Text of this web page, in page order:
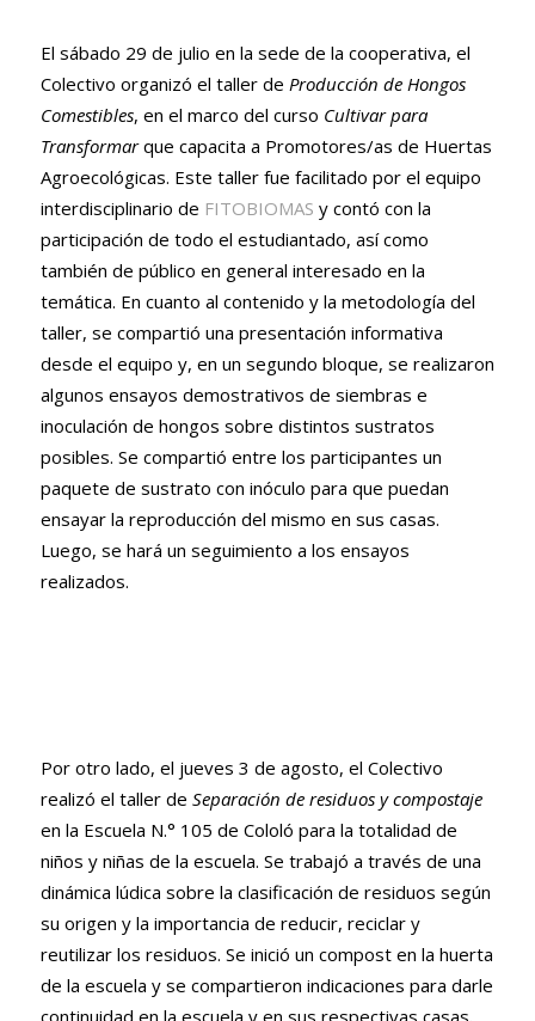
El sábado 29 de julio en la sede de la cooperativa, el
Colectivo organizó el taller de Producción de Hongos
Comestibles, en el marco del curso Cultivar para
Transformarque capacita a Promotores/as de Huertas
Agroecológicas. Este taller fue facilitado por el equipo
interdisciplinario de FITOBIOMAS y contó con la
participación de todo el estudiantado, así como
también de público en general interesado en la
temática. En cuanto al contenido y la metodología del
taller, se compartió una presentación informativa
desde el equipo y, en un segundo bloque, se realizaron
algunos ensayos demostrativos de siembras e
inoculación de hongos sobre distintos sustratos
posibles. Se compartió entre los participantes un
paquete de sustrato con inóculo para que puedan
ensayar la reproducción del mismo en sus casas.
Luego, se hará un seguimiento a los ensayos
realizados.
Por otro lado, el jueves 3 de agosto, el Colectivo
realizó el taller de Separación de residuos y compostaje
en la Escuela N.° 105 de Cololó para la totalidad de
niños y niñas de la escuela. Se trabajó a través de una
dinámica lúdica sobre la clasificación de residuos según
su origen y la importancia de reducir, reciclar y
reutilizar los residuos. Se inició un compost en la huerta
de la escuela y se compartieron indicaciones para darle
continuidad en la escuela y en sus respectivas casas.